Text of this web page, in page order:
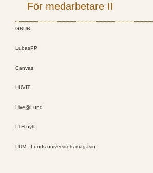
För medarbetare II
GRUB
LubasPP
Canvas
LUVIT
Live@Lund
LTH-nytt
LUM - Lunds universitets magasin